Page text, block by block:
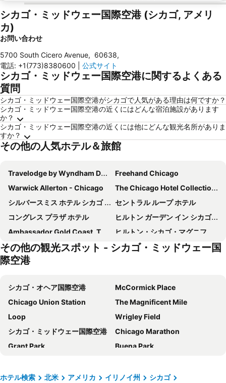
シカゴ・ミッドウェー国際空港 (シカゴ, アメリ
カ)
お問い合わせ
5700 South Cicero Avenue, 60638,
電話: +1(773)8380600 公式サイト
シカゴ・ミッドウェー国際空港に関するよくある
質問
シカゴ・ミッドウェー国際空港がシカゴで人気がある理由は何ですか？
シカゴ・ミッドウェー国際空港の近くにはどんな宿泊施設があります
か？
シカゴ・ミッドウェー国際空港の近くには他にどんな観光名所がありま
すか？
その他の人気ホテル＆旅館
Travelodge by Wyndham Downtown Chicago
Freehand Chicago
Warwick Allerton - Chicago
The Chicago Hotel Collection Magnificent Mile
シルバースミス ホテル シカゴ ダウンタウン
セントラル ループ ホテル
コングレス プラザ ホテル
ヒルトン ガーデン イン シカゴ ダウンタウン マグニフィセント マイル
Ambassador Gold Coast, The Chicago Hotel Collection
ヒルトン・シカゴ・マグニフィセントマイル・スイーツ
ベストウェスタン グラント パーク ホテル
Hotel Riu Plaza Chicago
キンジー ホテル
リバー ホテル
Hotel Saint Clair- Magnificent Mile
ハイアット リージェンシー シカゴ
Best Western River North Hotel
W シカゴ - レイクショア
Club Quarters Hotel Central Loop, Chicago
The Royal Sonesta Chicago River North
ラ キンタ イン & スイーツ シカゴ ダウンタウン
バージン ホテルズ シカゴ
ザ パルマー ハウス ヒルトン
Millennium Hotel Knickerbocker Chicago
The Whitehall Hotel, Best Western Premier Collection
その他の観光スポット - シカゴ・ミッドウェー国
際空港
シカゴ・オヘア国際空港
McCormick Place
Chicago Union Station
The Magnificent Mile
Loop
Wrigley Field
シカゴ・ミッドウェー国際空港
Chicago Marathon
Grant Park
Buena Park
West Loop
John Hancock Center
ホテル検索 北米 アメリカ イリノイ州
シカゴ